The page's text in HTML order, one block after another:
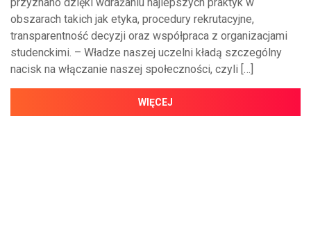
obszarach takich jak etyka, procedury rekrutacyjne,
transparentność decyzji oraz współpraca z organizacjami
studenckimi. – Władze naszej uczelni kładą szczególny
nacisk na włączanie naszej społeczności, czyli […]
WIĘCEJ